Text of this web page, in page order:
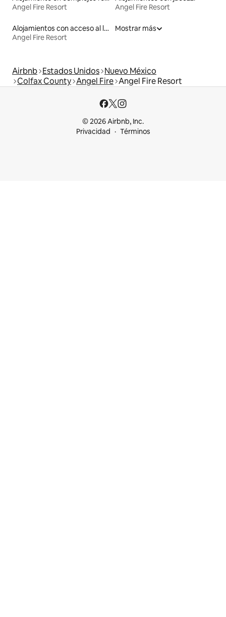
Angel Fire Resort
Angel Fire Resort
Alojamientos con acceso al lago
Angel Fire Resort
Mostrar más
Airbnb Estados Unidos Nuevo México
Colfax County Angel Fire Angel Fire Resort
© 2026 Airbnb, Inc.
Privacidad
Términos